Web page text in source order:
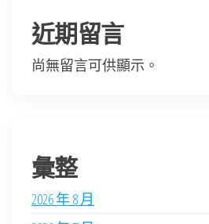
近期留言
尚無留言可供顯示。
彙整
2026 年 8 月